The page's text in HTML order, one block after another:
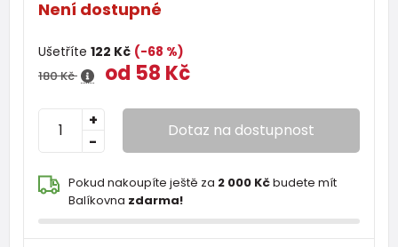
Není dostupné
Ušetříte 122 Kč (-68 %)
180 Kč od 58 Kč
-
+ Dotaz na dostupnost
Pokud nakoupíte ještě za 2 000 Kčbudete mít
Balíkovna zdarma!